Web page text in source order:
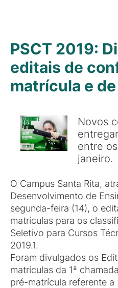
PSCT 2019:
editais de
matrícula e
Novos
entre
janeiro.
O Campus Santa Rita,
Desenvolvimento de
segunda-feira (14), o
matrículas para os
Seletivo para Cursos
2019.1.
Foram divulgados os
matrículas da 1ª
pré-matrícula referente a